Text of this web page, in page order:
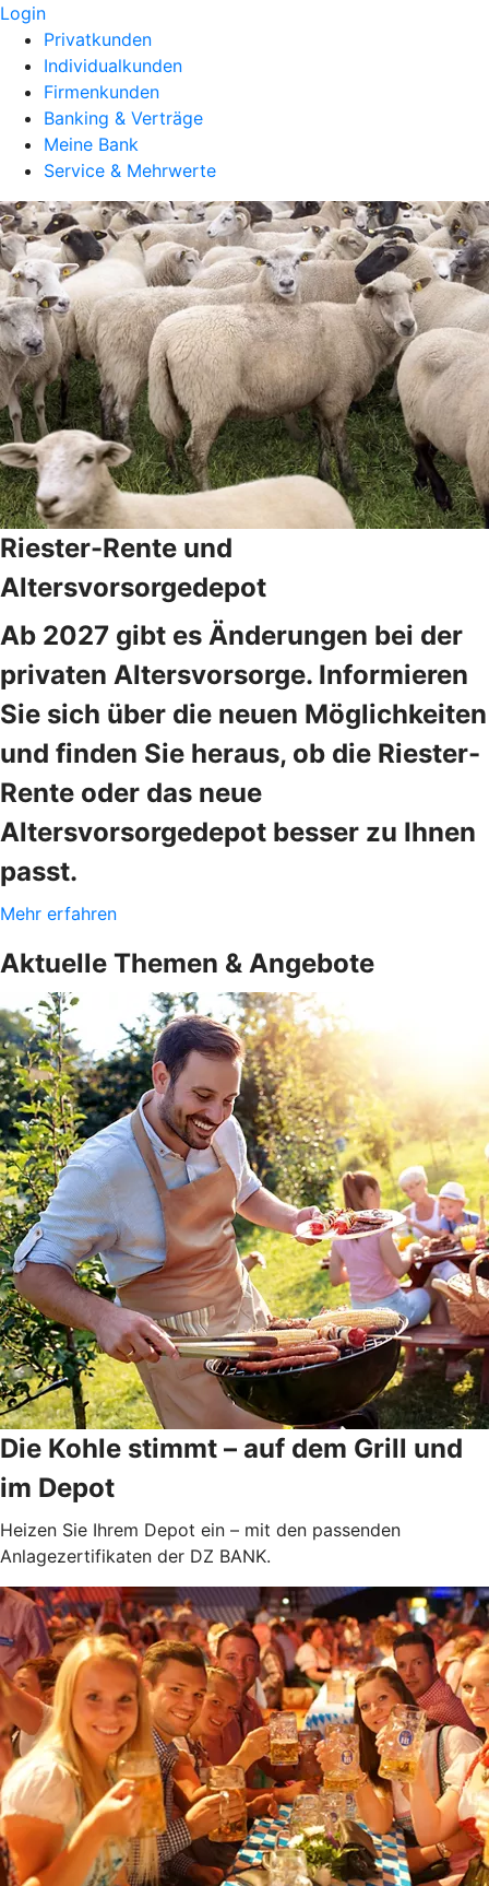
Login
Privatkunden
Individualkunden
Firmenkunden
Banking & Verträge
Meine Bank
Service & Mehrwerte
Riester-Rente und
Altersvorsorgedepot
Ab 2027 gibt es Änderungen bei der
privaten Altersvorsorge. Informieren
Sie sich über die neuen Möglichkeiten
und finden Sie heraus, ob die Riester-
Rente oder das neue
Altersvorsorgedepot besser zu Ihnen
passt.
Mehr erfahren
Aktuelle Themen & Angebote
Die Kohle stimmt – auf dem Grill und
im Depot
Heizen Sie Ihrem Depot ein – mit den passenden
Anlagezertifikaten der DZ BANK.